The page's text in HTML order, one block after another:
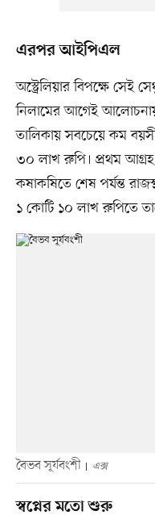
এরপর আইপিএল
অস্ট্রেলিয়ার বিপক্ষে সেই
নিলামের আগেই
তালিকায় সবচেয়ে কম
৩০ লাখ রুপি। প্রথম আগ্রহ
কষাকষিতে শেষ পর্যন্ত
১ কোটি ১০ লাখ রুপিতে
বৈভব সূর্যবংশী এক্স
স্বপ্নের মতো শুরু